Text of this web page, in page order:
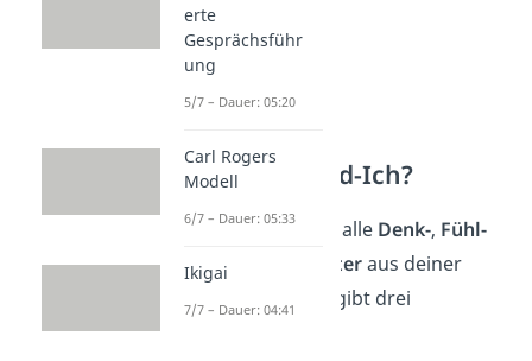
Was ist das Kind-Ich?
Das Kind-Ich enthält alle Denk-, Fühl-
undVerhaltensmusteraus deiner
frühen Kindheit
. Es gibt drei
Ausprägungen:
erte
Gesprächsführ
ung
5/7 – Dauer: 05:20
Carl Rogers
Modell
6/7 – Dauer: 05:33
Ikigai
7/7 – Dauer: 04:41